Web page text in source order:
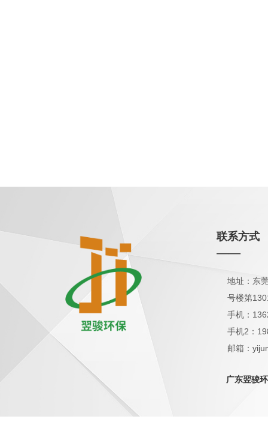
联系方式
——
地址：东
号楼第
手机：
手机2：
邮箱：
广东翌骏